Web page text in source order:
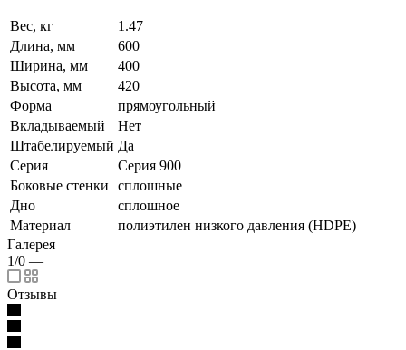
Вес, кг
1.47
Длина, мм
600
Ширина, мм
400
Высота, мм
420
Форма
прямоугольный
Вкладываемый
Нет
Штабелируемый Да
Серия
Серия 900
Боковые стенки
сплошные
Дно
сплошное
Материал
полиэтилен низкого давления (HDPE)
Галерея
1/0 —
Отзывы